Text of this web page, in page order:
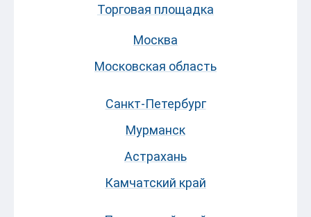
Торговая площадка
Москва
Московская область
Санкт-Петербург
Мурманск
Астрахань
Камчатский край